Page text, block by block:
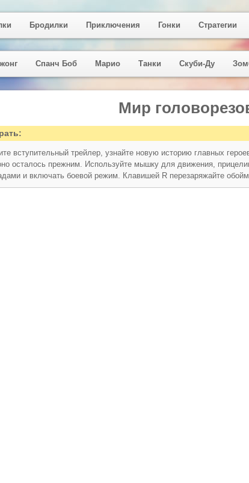
Мир
вступительный трейлер, узнайте новую историю главных
осталось прежним. Используйте мышку для движения,
и включать боевой режим. Клавишей R перезаряжайте
Бродилки Приключения Гонки Стратегии
Спанч Боб Марио Танки Скуби-Ду